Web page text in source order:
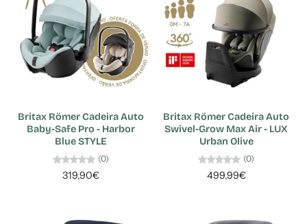
Britax Römer Cadeira Auto
Baby-Safe Pro - Harbor
Blue STYLE
(0)
319,90€
Britax Römer Cadeira Auto
Swivel-Grow Max Air - LUX
Urban Olive
(0)
499,99€